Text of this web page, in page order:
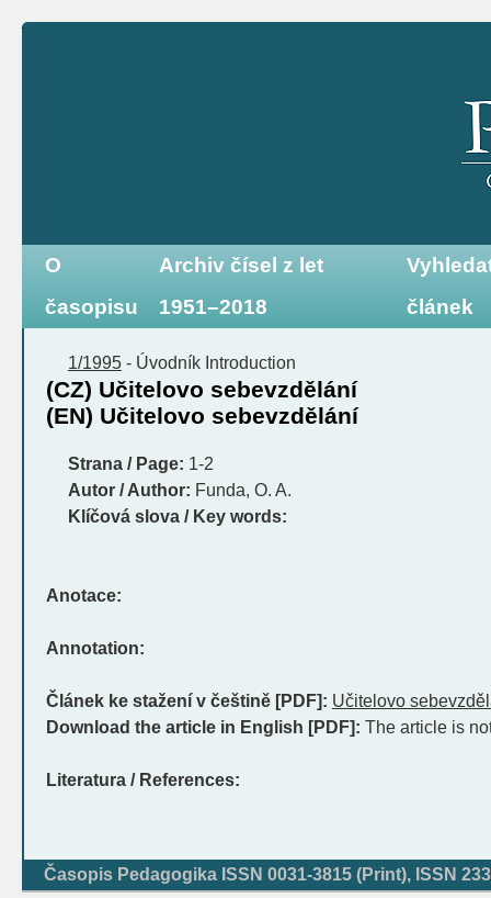
O
časopisu
Archiv čísel z let
1951–2018
článek
1/1995 - Úvodník Introduction
(CZ) Učitelovo sebevzdělání
(EN) Učitelovo sebevzdělání
Strana / Page: 1-2
Autor / Author: Funda, O. A.
Klíčová slova / Key words:
Anotace:
Annotation:
Článek ke stažení v češtině [PDF]: Učitelovo
Download the article in English [PDF]: The article is
Literatura / References:
Časopis Pedagogika ISSN 0031-3815 (Print), ISSN